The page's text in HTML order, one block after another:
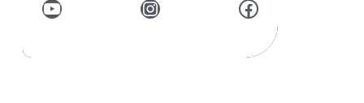
YouTube Instagram Facebook